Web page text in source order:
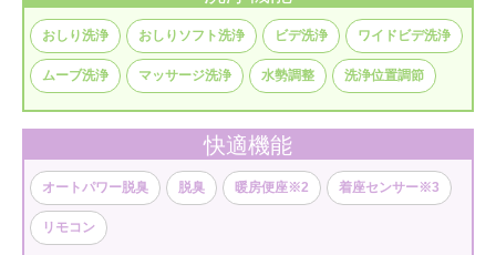
おしり洗浄 おしりソフト洗浄 ビデ洗浄 ワイドビデ洗浄
ムーブ洗浄 マッサージ洗浄 水勢調整 洗浄位置調節
快適機能
オートパワー脱臭 脱臭 暖房便座※2 着座センサー※3
リモコン